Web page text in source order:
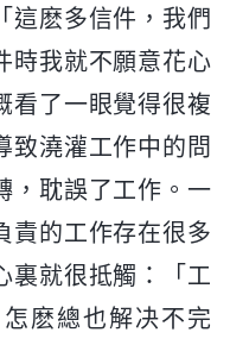
這麽多信件，我們
時我就不願意花心
看了一眼覺得很複
致澆灌工作中的問
，耽誤了工作。一
責的工作存在很多
裏就很抵觸：「工
麽總也解决不完